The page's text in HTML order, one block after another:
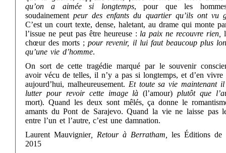
qu’on a aimée si longtemps, pour que les
soudainementpeur des enfants du quartier qu’ils ont vu
C’est un court texte, dense, haletant, au drame qui monte
l’issue ne peut pas être heureuse : la paix ne recouvre rien,
chœur des morts ;pour revenir, il lui faut beaucoup plus
qu’une vie d’homme.
On sort de cette tragédie marqué par le souvenir
avoir vécu de telles, il n’y a pas si longtemps, et d’en vivre
aujourd’hui, malheureusement. Et toute sa vie maintenant
lutter pour revoir cette image là(l’amour)plutôt que
mort). Quand les deux sont mêlés, ça donne le
amants du Pont de Sarajevo. Quand la vie ne laisse pas
entre l’un et l’autre, c’est une damnation.
Laurent Mauvignier, Retour à Berratham, les Éditions de
2015